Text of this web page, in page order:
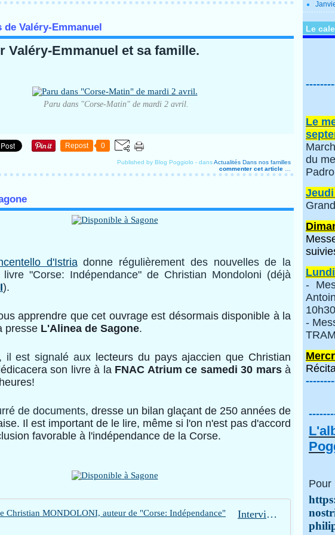
de Valéry-Emmanuel
Valéry-Emmanuel et sa famille.
Paru dans "Corse-Matin" de mardi 2 avril.
Repost 0
Published by Blog Poggiolo - dansActualités Dans nos familles
commenter cet article
d'Istriadonne régulièrement des nouvelles de la
"Corse: Indépendance" de Christian Mondoloni (déjà
).
apprendre que cet ouvrage est désormais disponible à la
presse L'Alinea de Sagone.
il est signaléaux lecteurs du pays ajaccien que Christian
son livre à la FNAC Atrium ce samedi 30 marsà
de documents, dresse un bilan glaçant de 250 années de
Il est important de le lire, même si l'on n'est pas d'accord
favorable à l'indépendance de la Corse.
Interview de Christian MONDOLONI, auteur de "Corse: Indépendance"
Le
Le
du
-
-
Pour